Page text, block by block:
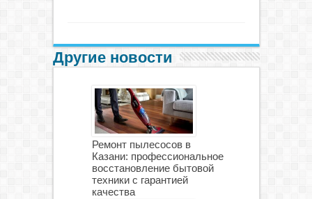
Другие новости
Ремонт пылесосов в
Казани: профессиональное
восстановление бытовой
техники с гарантией
качества